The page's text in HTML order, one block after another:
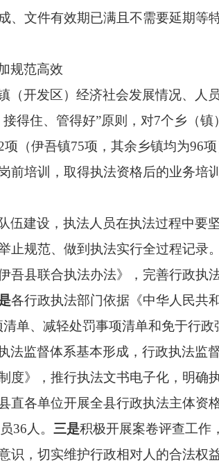
文件有效期已满且不需要延期等
规范高效
（开发区）经济社会发展情况、人
接得住、管得好”原则，对7个乡（
（伊吾镇75项，其余乡镇均为96项
前培训，取得执法资格后的业务培
伍建设，执法人员在执法过程中要
规范、做到执法实行全过程记录。
吾县联合执法办法》，完善行政执
各行政执法部门依据《中华人民共
单、减轻处罚事项清单和免于行政
法监督体系基本形成，行政执法监
度》，推行执法文书电子化，明确
直各单位开展全县行政执法主体资
36人。 三是积极开展案卷评查工作
，切实维护行政相对人的合法权益